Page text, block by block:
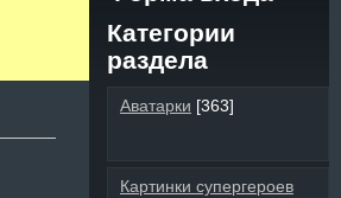
Категории
раздела
Аватарки [363]
Картинки супергероев